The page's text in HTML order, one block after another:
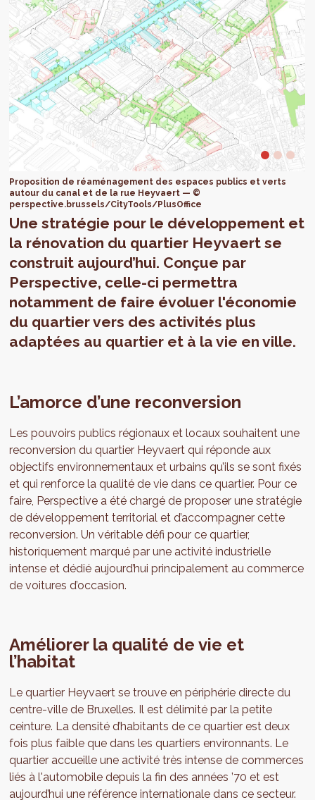
Proposition de réaménagement des espaces publics et verts
autour du canal et de la rue Heyvaert — ©
perspective.brussels/CityTools/PlusOffice
Une stratégie pour le développement et
la rénovation du quartier Heyvaert se
construit aujourd’hui. Conçue par
Perspective, celle-ci permettra
notamment de faire évoluer l'économie
du quartier vers des activités plus
adaptées au quartier et à la vie en ville.
L’amorce d’une reconversion
Les pouvoirs publics régionaux et locaux souhaitent une
reconversion du quartier Heyvaert qui réponde aux
objectifs environnementaux et urbains qu’ils se sont fixés
et qui renforce la qualité de vie dans ce quartier. Pour ce
faire, Perspective a été chargé de proposer une stratégie
de développement territorial et d’accompagner cette
reconversion. Un véritable défi pour ce quartier,
historiquement marqué par une activité industrielle
intense et dédié aujourd’hui principalement au commerce
de voitures d’occasion.
Améliorer la qualité de vie et
l’habitat
Le quartier Heyvaert se trouve en périphérie directe du
centre-ville de Bruxelles. Il est délimité par la petite
ceinture. La densité d’habitants de ce quartier est deux
fois plus faible que dans les quartiers environnants. Le
quartier accueille une activité très intense de commerces
liés à l'automobile depuis la fin des années ’70 et est
aujourd’hui une référence internationale dans ce secteur.